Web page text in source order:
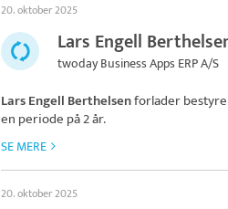
20. oktober 2025
Lars Engell
twoday Business Apps ERP A/S
Lars Engell Berthelsenforlader
en periode på 2 år.
SE MERE
20. oktober 2025